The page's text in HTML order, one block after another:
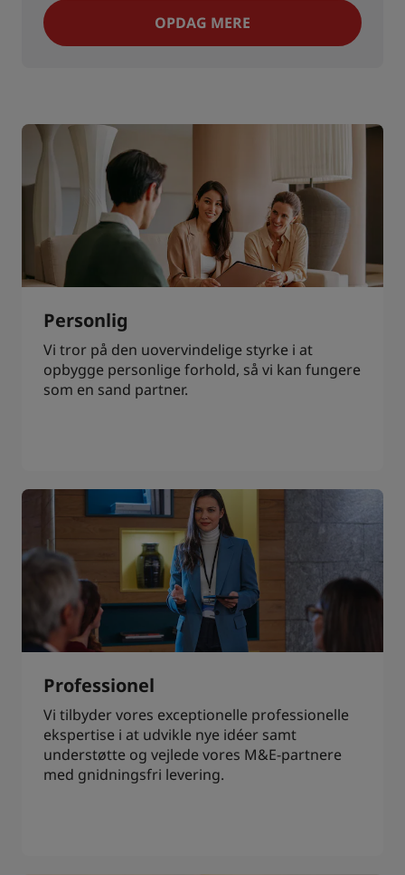
OPDAG MERE
Personlig
Vi tror på den uovervindelige styrke i at
opbygge personlige forhold, så vi kan fungere
som en sand partner.
Professionel
Vi tilbyder vores exceptionelle professionelle
ekspertise i at udvikle nye idéer samt
understøtte og vejlede vores M&E-partnere
med gnidningsfri levering.